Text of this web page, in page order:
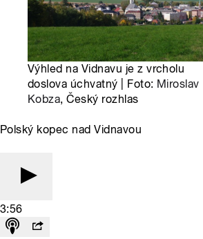
Výhled na Vidnavu je z vrcholu
doslova úchvatný | Foto: Miroslav
Kobza, Český rozhlas
Polský kopec nad Vidnavou
3:56